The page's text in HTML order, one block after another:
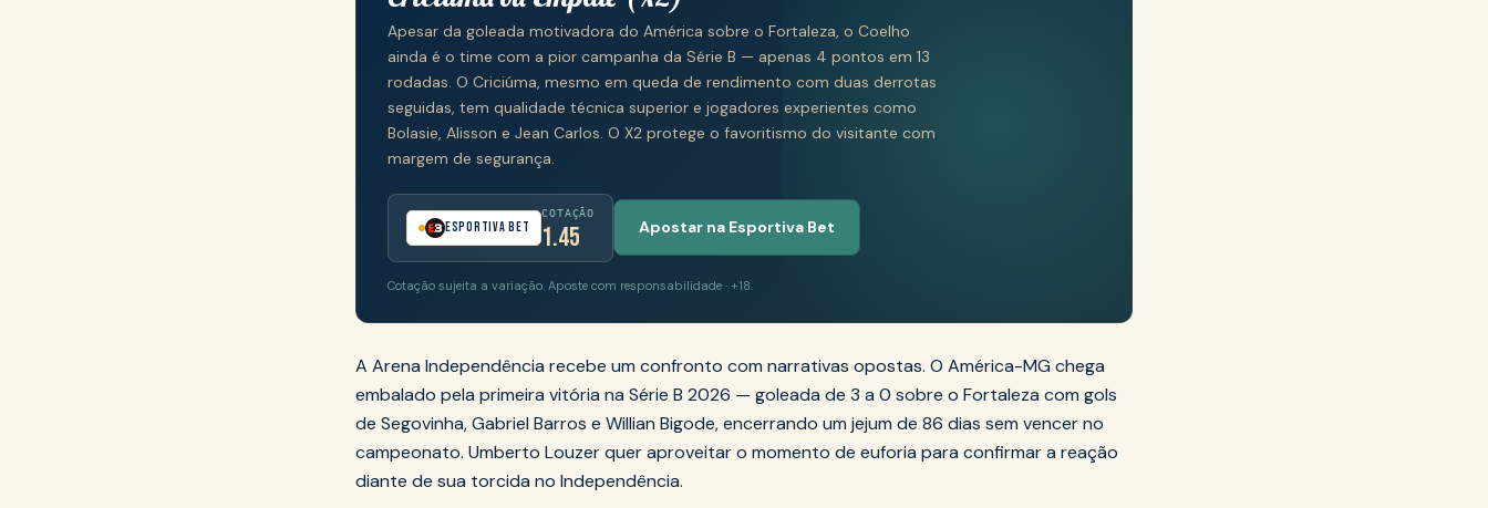
Apesar da goleada motivadora do América sobre o Fortaleza, o Coelho
ainda é o time com a pior campanha da Série B — apenas 4 pontos em 13
rodadas. O Criciúma, mesmo em queda de rendimento com duas derrotas
seguidas, tem qualidade técnica superior e jogadores experientes como
Bolasie, Alisson e Jean Carlos. O X2 protege o favoritismo do visitante com
margem de segurança.
Esportiva Bet
COTAÇÃO
1.45 Apostar na Esportiva Bet
Cotação sujeita a variação. Aposte com responsabilidade · +18.
A Arena Independência recebe um confronto com narrativas opostas. O América-MG chega
embalado pela primeira vitória na Série B 2026 — goleada de 3 a 0 sobre o Fortaleza com gols
de Segovinha, Gabriel Barros e Willian Bigode, encerrando um jejum de 86 dias sem vencer no
campeonato. Umberto Louzer quer aproveitar o momento de euforia para confirmar a reação
diante de sua torcida no Independência.